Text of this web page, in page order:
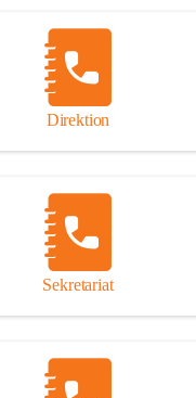
Direktion
Sekretariat